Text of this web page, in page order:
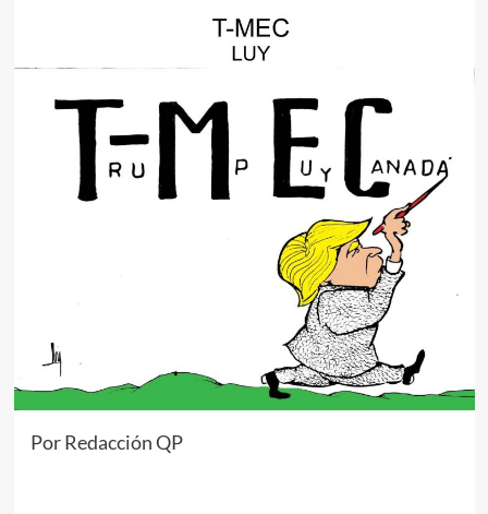
Por Redacción QP